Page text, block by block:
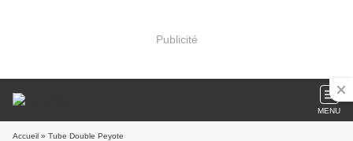
Publicité
MENU
Accueil » Tube Double Peyote